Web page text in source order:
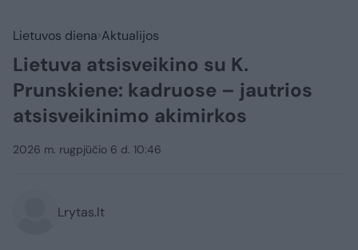
Lietuvos diena Aktualijos
Lietuva atsisveikino su K.
Prunskiene: kadruose – jautrios
atsisveikinimo akimirkos
2026 m. rugpjūčio 6 d. 10:46
Lrytas.lt